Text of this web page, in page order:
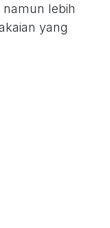
namun lebih
yang